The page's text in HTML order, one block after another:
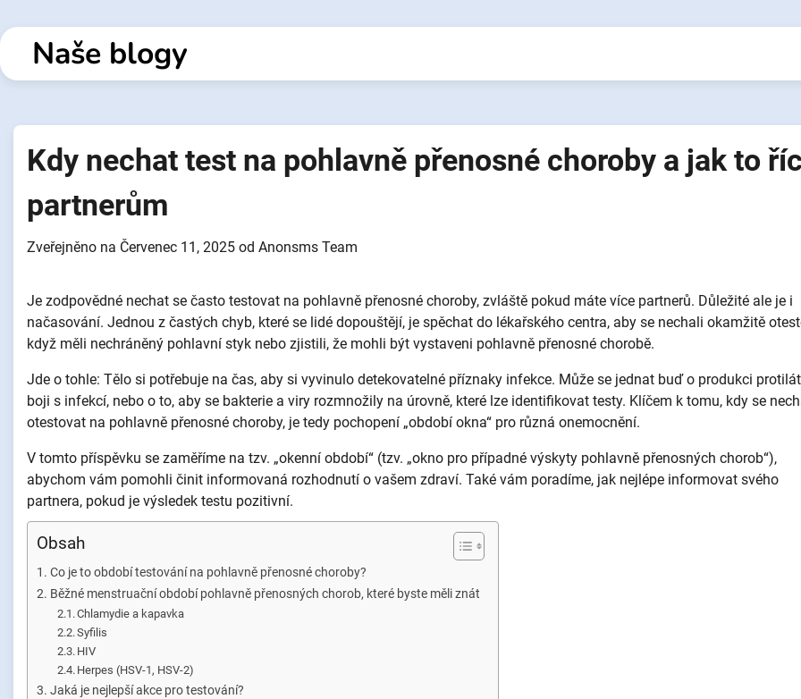
k
obsahuNaše blogy
Kdy nechat test na pohlavně přenosné choroby a jak to
partnerům
Zveřejněno na Červenec 11, 2025 od Anonsms Team
Je zodpovědné nechat se často testovat na pohlavně přenosné choroby, zvláště pokud máte více partnerů. Důležité ale je i
načasování. Jednou z častých chyb, které se lidé dopouštějí, je spěchat do lékařského centra, aby se nechali okamžitě
když měli nechráněný pohlavní styk nebo zjistili, že mohli být vystaveni pohlavně přenosné chorobě.
Jde o tohle: Tělo si potřebuje na čas, aby si vyvinulo detekovatelné příznaky infekce. Může se jednat buď o produkci
boji s infekcí, nebo o to, aby se bakterie a viry rozmnožily na úrovně, které lze identifikovat testy. Klíčem k tomu, kdy se
otestovat na pohlavně přenosné choroby, je tedy pochopení „období okna“ pro různá onemocnění.
V tomto příspěvku se zaměříme na tzv. „okenní období“ (tzv. „okno pro případné výskyty pohlavně přenosných chorob“),
abychom vám pomohli činit informovaná rozhodnutí o vašem zdraví. Také vám poradíme, jak nejlépe informovat svého
partnera, pokud je výsledek testu pozitivní.
Obsah
Co je to období testování na pohlavně přenosné choroby?
Běžné menstruační období pohlavně přenosných chorob, které byste měli znát
Chlamydie a kapavka
Syfilis
HIV
Herpes (HSV-1, HSV-2)
Jaká je nejlepší akce pro testování?